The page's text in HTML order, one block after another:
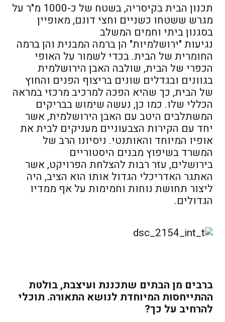
תכנון הבית בקיסריה, בשטח של כ-1000 מ"ר על
מגרש ששטחו כשניים וחצי דונם, מאופיין
בסגנון ביתי וחמים המשלב
נגיעות "ירושלמיות" הן ברמה המבנית והן ברמה
החומרית של הבית. בכדי לשמור על האופי
הכפרי של הבית, שולבה האבן הירושלמית
בגוונים ובגדלים שונים בריצוף הפנים והחוץ
של הבית, כך שהיא הפכה למרכיב מרכזי במראה
הכללי שלו. כמו כן, נעשה שימוש בבריקים
המשתלבים היטב עם האבן הירושלמית, אשר
יחד עם הקירות הצבעוניים מעניקים לבית את
אופיו המיוחד והאותנטי. ניסיונו הרב של
המשרד בשיפוץ מבנים היסטוריים
בירושלים, עזר רבות להצלחת הפרויקט, אשר
האתגר האדריכלי הגדול אותו הוא הציב, היה
ליצור תחושת נוחות וחמימות על אף ממדיו
הגדולים.
ברבים מן הבתים שתכננת ועיצבת, בולטת
ההתייחסות המיוחדת לנושא התאורה. תוכלי
להרחיב על כך?